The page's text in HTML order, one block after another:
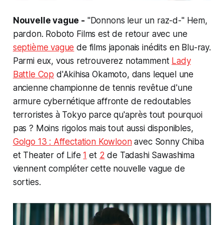
Nouvelle vague - "Donnons leur un raz-d-"Hem,
pardon. Roboto Films est de retour avec une
septième vague de films japonais inédits en Blu-ray.
Parmi eux, vous retrouverez notamment Lady
Battle Cop d'Akihisa Okamoto, dans lequel une
ancienne championne de tennis revêtue d'une
armure cybernétique affronte de redoutables
terroristes à Tokyo parce qu'après tout pourquoi
pas ? Moins rigolos mais tout aussi disponibles,
Golgo 13 : Affectation Kowloonavec Sonny Chiba
et Theater of Life1 et 2 de Tadashi Sawashima
viennent compléter cette nouvelle vague de
sorties.